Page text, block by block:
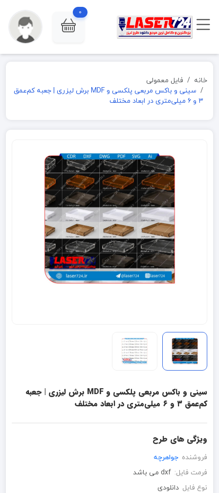
0
خانه
فایل معمولی
سینی و باکس مربعی پلکسی و MDF برش لیزری | جعبه کم‌عمق
۳ و ۶ میلی‌متری در ابعاد مختلف
سینی و باکس مربعی پلکسی و MDF برش لیزری | جعبه
کم‌عمق ۳ و ۶ میلی‌متری در ابعاد مختلف
ویژگی های طرح
فروشنده جواهرچه
فرمت فایل: dxf می باشد
نوع فایل دانلودی